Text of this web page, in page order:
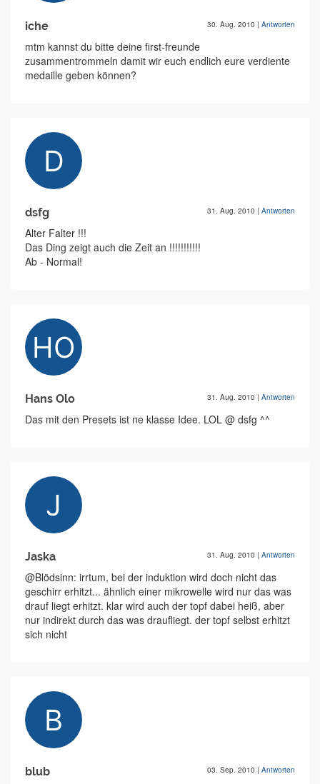
iche 30. Aug. 2010 | Antworten
mtm kannst du bitte deine first-freunde
zusammentrommeln damit wir euch endlich eure verdiente
medaille geben können?
dsfg 31. Aug. 2010 | Antworten
Alter Falter !!!
Das Ding zeigt auch die Zeit an !!!!!!!!!!!
Ab - Normal!
Hans Olo 31. Aug. 2010 | Antworten
Das mit den Presets ist ne klasse Idee. LOL @ dsfg ^^
Jaska 31. Aug. 2010 | Antworten
@Blödsinn: irrtum, bei der induktion wird doch nicht das
geschirr erhitzt... ähnlich einer mikrowelle wird nur das was
drauf liegt erhitzt. klar wird auch der topf dabei heiß, aber
nur indirekt durch das was draufliegt. der topf selbst erhitzt
sich nicht
blub 03. Sep. 2010 | Antworten